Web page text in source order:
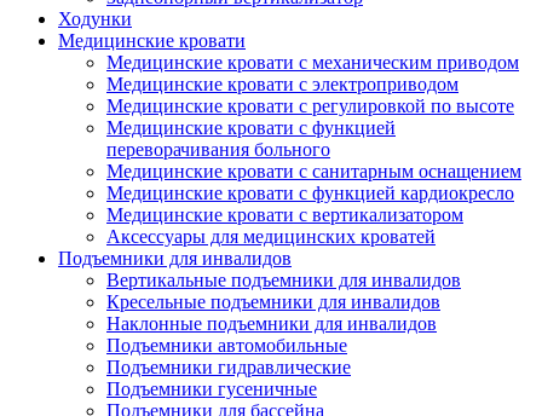
Ходунки
Медицинские кровати
Медицинские кровати с механическим приводом
Медицинские кровати с электроприводом
Медицинские кровати с регулировкой по высоте
Медицинские кровати с функцией
переворачивания больного
Медицинские кровати с санитарным оснащением
Медицинские кровати с функцией кардиокресло
Медицинские кровати с вертикализатором
Аксессуары для медицинских кроватей
Подъемники для инвалидов
Вертикальные подъемники для инвалидов
Кресельные подъемники для инвалидов
Наклонные подъемники для инвалидов
Подъемники автомобильные
Подъемники гидравлические
Подъемники гусеничные
Подъемники для бассейна